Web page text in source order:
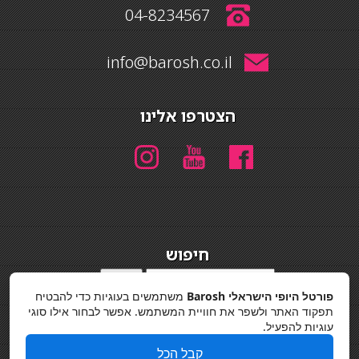
04-8234567
info@barosh.co.il
הצטרפו אלינו
חיפוש
מדיניות פרטיות
פורטל היופי הישראלי Barosh
משתמשים בעוגיות כדי להבטיח
תפקוד האתר ולשפר את חוויית המשתמש. אפשר לבחור אילו סוגי
עוגיות להפעיל.
קבל הכל